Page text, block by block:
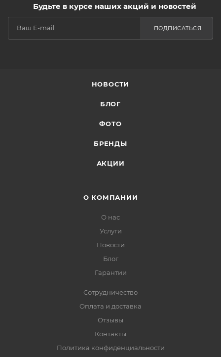
Будьте в курсе наших акций и новостей
ПОДПИСАТЬСЯ
НОВОСТИ
БЛОГ
ФОТО
БРЕНДЫ
АКЦИИ
О КОМПАНИИ
О нас
Услуги
Новости
Блог
Гарантии
Сотрудничество
Оплата и доставка
Отзывы
Контакты
Политика конфиденциальности